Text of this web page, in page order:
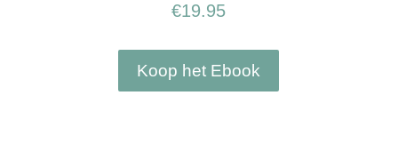
€19.95
Koop het Ebook